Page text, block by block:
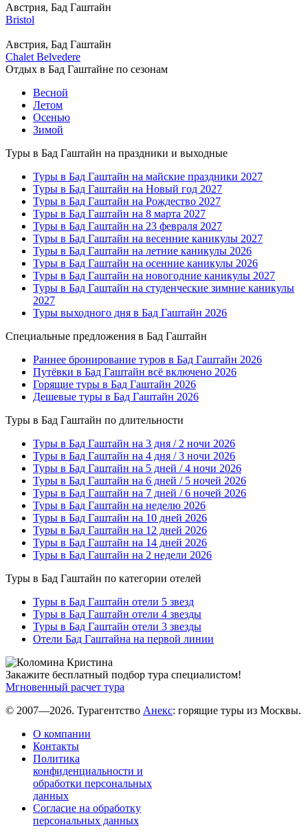
Австрия, Бад Гаштайн
Bristol
Австрия, Бад Гаштайн
Chalet Belvedere
Отдых в Бад Гаштайне по сезонам
Весной
Летом
Осенью
Зимой
Туры в Бад Гаштайн на праздники и выходные
Туры в Бад Гаштайн на майские праздники 2027
Туры в Бад Гаштайн на Новый год 2027
Туры в Бад Гаштайн на Рождество 2027
Туры в Бад Гаштайн на 8 марта 2027
Туры в Бад Гаштайн на 23 февраля 2027
Туры в Бад Гаштайн на весенние каникулы 2027
Туры в Бад Гаштайн на летние каникулы 2026
Туры в Бад Гаштайн на осенние каникулы 2026
Туры в Бад Гаштайн на новогодние каникулы 2027
Туры в Бад Гаштайн на студенческие зимние каникулы
2027
Туры выходного дня в Бад Гаштайн 2026
Специальные предложения в Бад Гаштайн
Раннее бронирование туров в Бад Гаштайн 2026
Путёвки в Бад Гаштайн всё включено 2026
Горящие туры в Бад Гаштайн 2026
Дешевые туры в Бад Гаштайн 2026
Туры в Бад Гаштайн по длительности
Туры в Бад Гаштайн на 3 дня / 2 ночи 2026
Туры в Бад Гаштайн на 4 дня / 3 ночи 2026
Туры в Бад Гаштайн на 5 дней / 4 ночи 2026
Туры в Бад Гаштайн на 6 дней / 5 ночей 2026
Туры в Бад Гаштайн на 7 дней / 6 ночей 2026
Туры в Бад Гаштайн на неделю 2026
Туры в Бад Гаштайн на 10 дней 2026
Туры в Бад Гаштайн на 12 дней 2026
Туры в Бад Гаштайн на 14 дней 2026
Туры в Бад Гаштайн на 2 недели 2026
Туры в Бад Гаштайн по категории отелей
Туры в Бад Гаштайн отели 5 звезд
Туры в Бад Гаштайн отели 4 звезды
Туры в Бад Гаштайн отели 3 звезды
Отели Бад Гаштайна на первой линии
Закажите бесплатный подбор тура специалистом!
Мгновенный расчет тура
© 2007—2026. Турагентство Анекс: горящие туры из Москвы.
О компании
Контакты
Политика
конфиденциальности и
обработки персональных
данных
Согласие на обработку
персональных данных